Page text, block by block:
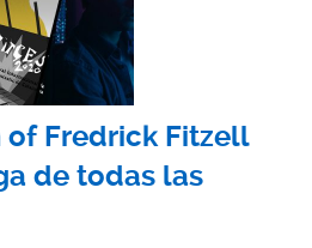
of Fredrick Fitzell
de todas las